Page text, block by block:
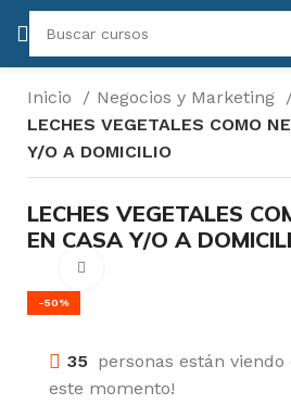
Inicio
Negocios y Marketing
LECHES VEGETALES COMO
Y/O A DOMICILIO
LECHES VEGETALES
EN CASA Y/O A
-50%
35 personas están
este momento!